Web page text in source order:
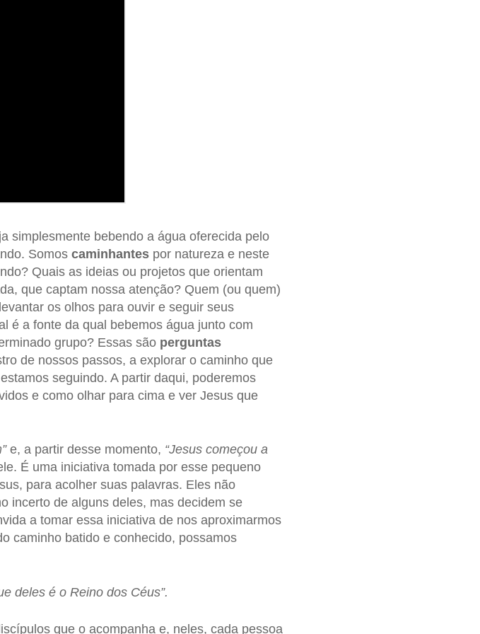
simplesmente bebendo a água oferecida pelo
Somos caminhantespor natureza e neste
Quais as ideias ou projetos que orientam
que captam nossa atenção? Quem (ou quem)
os olhos para ouvir e seguir seus
é a fonte da qual bebemos água junto com
grupo? Essas são perguntas
de nossos passos, a explorar o caminho que
seguindo. A partir daqui, poderemos
e como olhar para cima e ver Jesus que
e, a partir desse momento, “Jesus começou a
É uma iniciativa tomada por esse pequeno
para acolher suas palavras. Eles não
incerto de alguns deles, mas decidem se
a tomar essa iniciativa de nos aproximarmos
caminho batido e conhecido, possamos
deles é o Reino dos Céus”.
que o acompanha e, neles, cada pessoa